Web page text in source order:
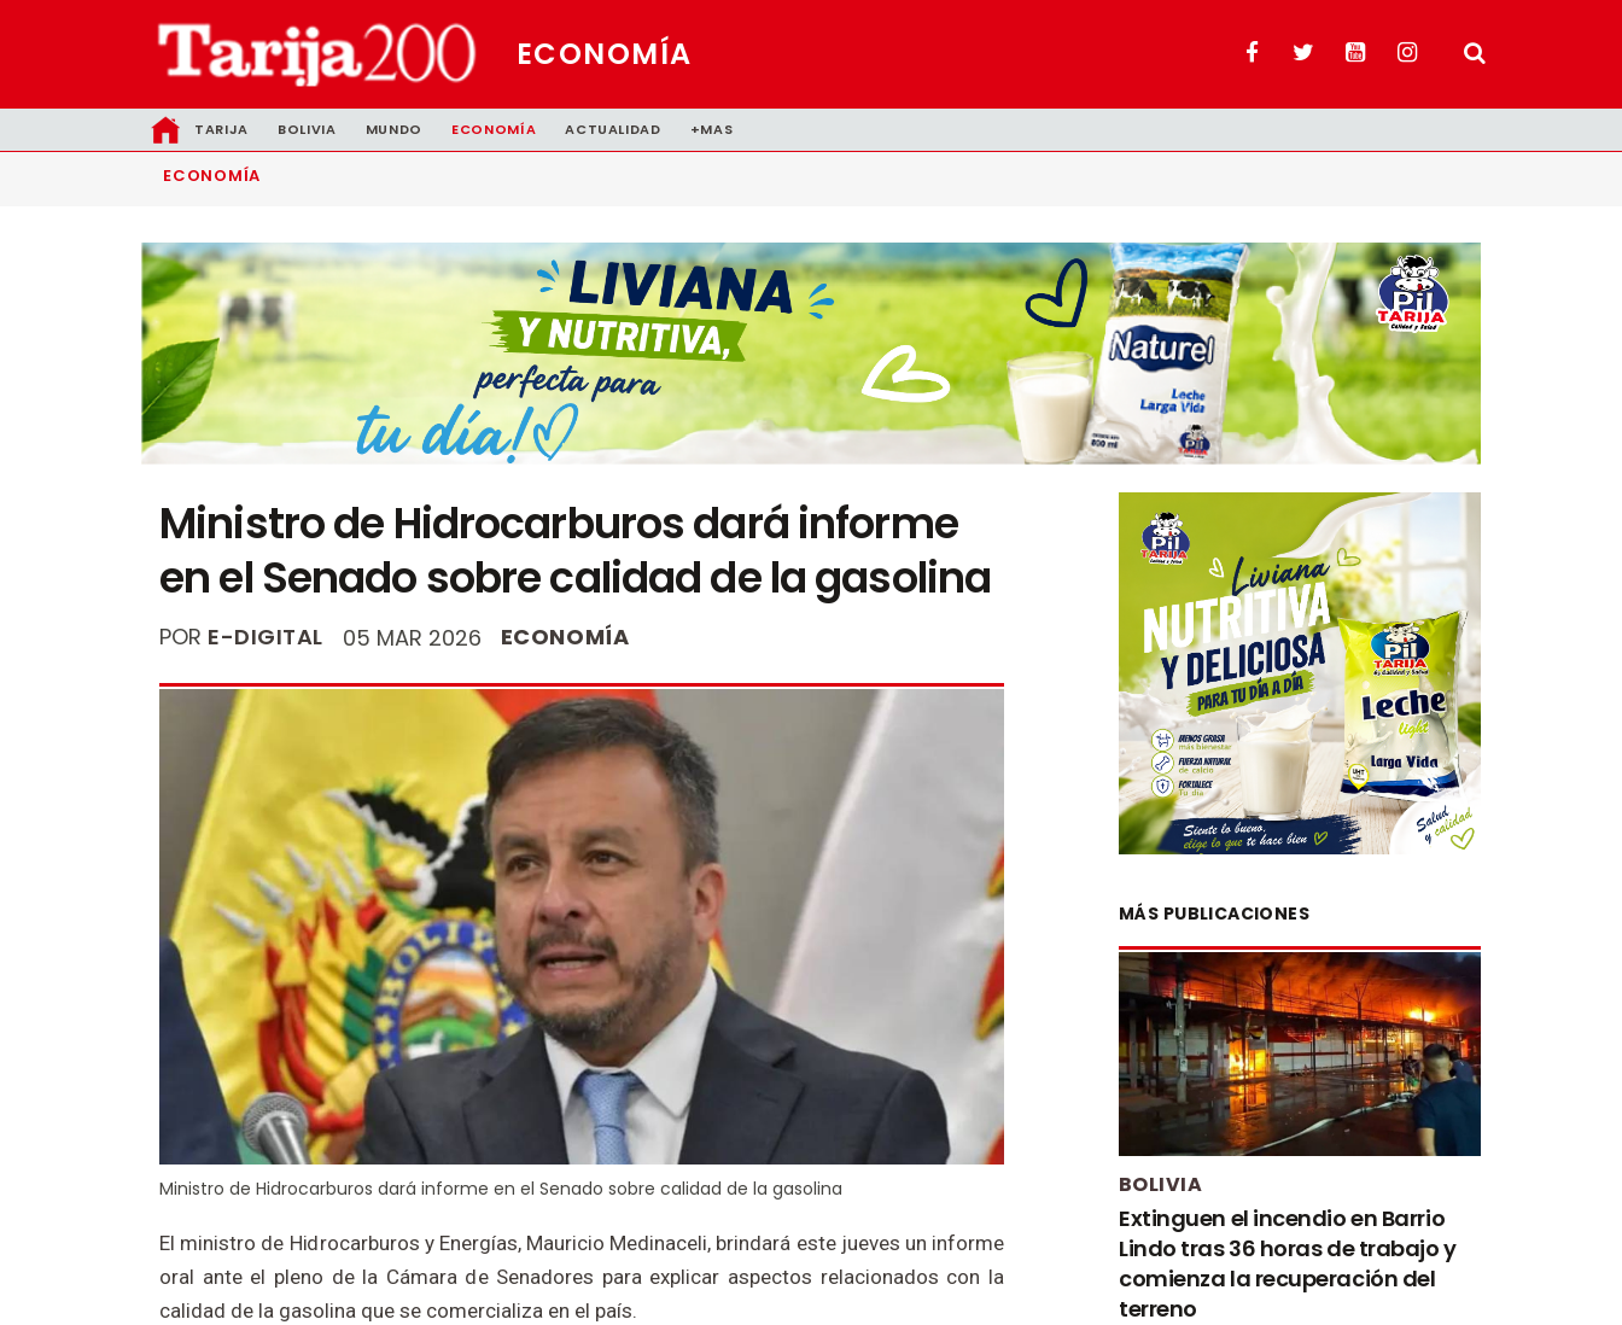
ECONOMÍA
TARIJA BOLIVIA MUNDO ECONOMÍA ACTUALIDAD +MAS
ECONOMÍA
Ministro de Hidrocarburos dará informe
en el Senado sobre calidad de la gasolina
POR E-DIGITAL 05 MAR 2026 ECONOMÍA
Ministro de Hidrocarburos dará informe en el Senado sobre calidad de la gasolina
El ministro de Hidrocarburos y Energías, Mauricio Medinaceli, brindará este jueves un informe
oral ante el pleno de la Cámara de Senadores para explicar aspectos relacionados con la
calidad de la gasolina que se comercializa en el país.
MÁS PUBLICACIONES
BOLIVIA
Extinguen el incendio en Barrio
Lindo tras 36 horas de trabajo y
comienza la recuperación del
terreno